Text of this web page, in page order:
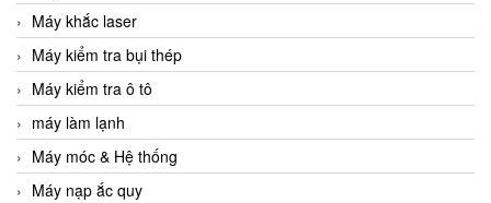
Máy khắc laser
Máy kiểm tra bụi thép
Máy kiểm tra ô tô
máy làm lạnh
Máy móc & Hệ thống
Máy nạp ắc quy